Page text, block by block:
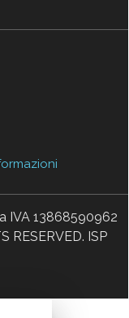
IVA 13868590962
RESERVED. ISP